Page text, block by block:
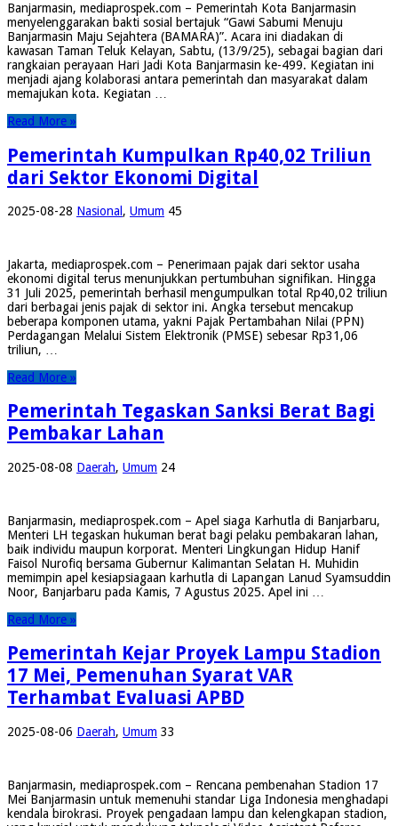
Banjarmasin, mediaprospek.com – Pemerintah Kota Banjarmasin
menyelenggarakan bakti sosial bertajuk “Gawi Sabumi Menuju
Banjarmasin Maju Sejahtera (BAMARA)”. Acara ini diadakan di
kawasan Taman Teluk Kelayan, Sabtu, (13/9/25), sebagai bagian dari
rangkaian perayaan Hari Jadi Kota Banjarmasin ke-499. Kegiatan ini
menjadi ajang kolaborasi antara pemerintah dan masyarakat dalam
memajukan kota. Kegiatan …
Read More »
Pemerintah Kumpulkan Rp40,02 Triliun
dari Sektor Ekonomi Digital
2025-08-28 Nasional , Umum 45
Jakarta, mediaprospek.com – Penerimaan pajak dari sektor usaha
ekonomi digital terus menunjukkan pertumbuhan signifikan. Hingga
31 Juli 2025, pemerintah berhasil mengumpulkan total Rp40,02 triliun
dari berbagai jenis pajak di sektor ini. Angka tersebut mencakup
beberapa komponen utama, yakni Pajak Pertambahan Nilai (PPN)
Perdagangan Melalui Sistem Elektronik (PMSE) sebesar Rp31,06
triliun, …
Read More »
Pemerintah Tegaskan Sanksi Berat Bagi
Pembakar Lahan
2025-08-08 Daerah, Umum 24
Banjarmasin, mediaprospek.com – Apel siaga Karhutla di Banjarbaru,
Menteri LH tegaskan hukuman berat bagi pelaku pembakaran lahan,
baik individu maupun korporat. Menteri Lingkungan Hidup Hanif
Faisol Nurofiq bersama Gubernur Kalimantan Selatan H. Muhidin
memimpin apel kesiapsiagaan karhutla di Lapangan Lanud Syamsuddin
Noor, Banjarbaru pada Kamis, 7 Agustus 2025. Apel ini …
Read More »
Pemerintah Kejar Proyek Lampu Stadion
17 Mei, Pemenuhan Syarat VAR
Terhambat Evaluasi APBD
2025-08-06 Daerah, Umum 33
Banjarmasin, mediaprospek.com – Rencana pembenahan Stadion 17
Mei Banjarmasin untuk memenuhi standar Liga Indonesia menghadapi
kendala birokrasi. Proyek pengadaan lampu dan kelengkapan stadion,